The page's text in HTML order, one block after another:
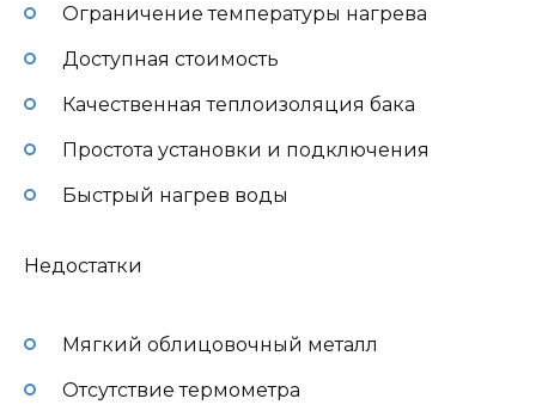
Ограничение температуры нагрева
Доступная стоимость
Качественная теплоизоляция бака
Простота установки и подключения
Быстрый нагрев воды
Недостатки
Мягкий облицовочный металл
Отсутствие термометра